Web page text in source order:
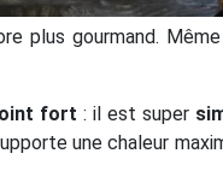
plus gourmand.
fort : il est super
une chaleur